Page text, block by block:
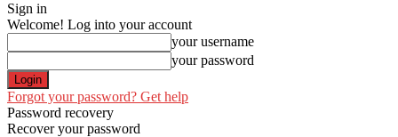
Sign in
Welcome! Log into your account
your username
your password
Forgot your password? Get help
Password recovery
Recover your password